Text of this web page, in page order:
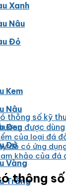
Xanh
Nâu
Đỏ
Kem
Nâu
Đen
Đỏ
Vàng
Trắng
thông số kỹ
được dùng
của loại đá
đỏ có ứng
khảo của đá
thông